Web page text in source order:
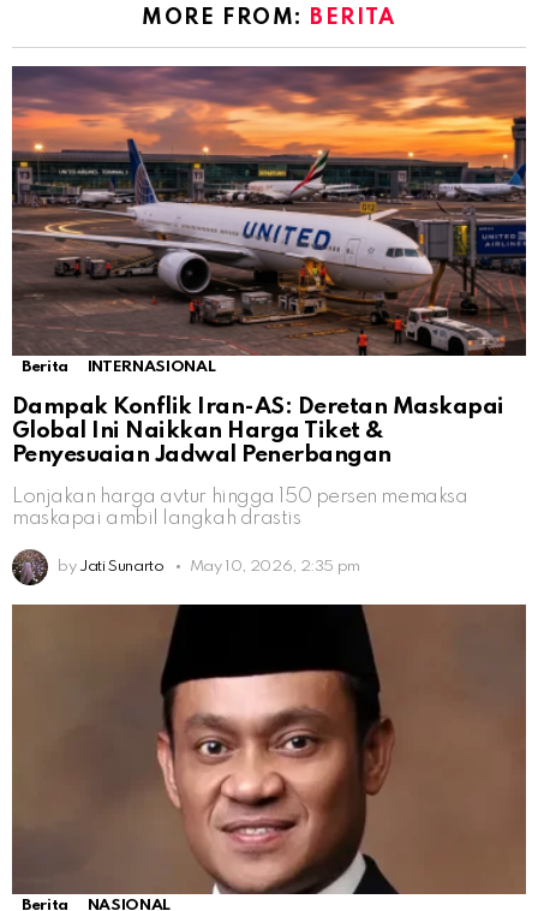
MORE FROM: BERITA
Berita INTERNASIONAL
Dampak Konflik Iran-AS: Deretan Maskapai
Global Ini Naikkan Harga Tiket &
Penyesuaian Jadwal Penerbangan
Lonjakan harga avtur hingga 150 persen memaksa
maskapai ambil langkah drastis
by Jati Sunarto May 10, 2026, 2:35 pm
Berita NASIONAL